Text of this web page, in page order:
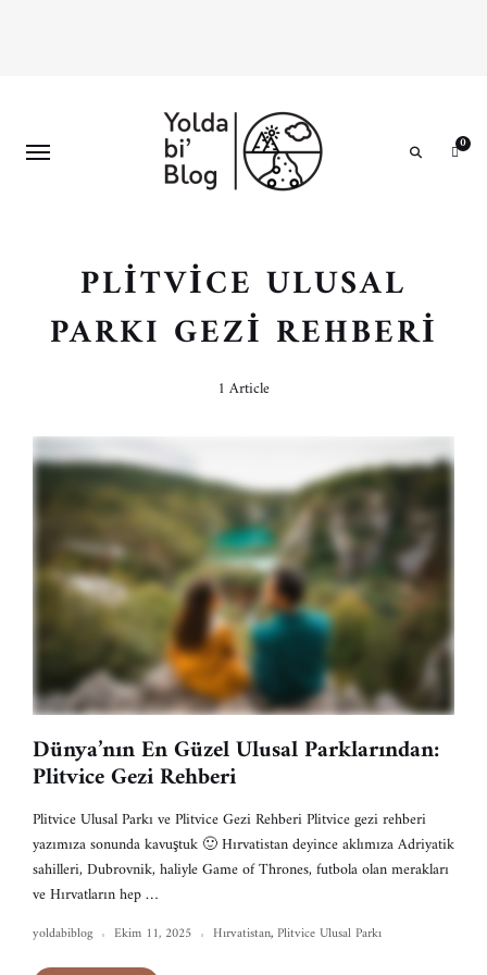
0
PLITVICE ULUSAL
PARKI GEZI REHBERI
1 Article
Dünya’nın En Güzel Ulusal Parklarından:
Plitvice Gezi Rehberi
Plitvice Ulusal Parkı ve Plitvice Gezi Rehberi Plitvice gezi rehberi
yazımıza sonunda kavuştuk 🙂 Hırvatistan deyince aklımıza Adriyatik
sahilleri, Dubrovnik, haliyle Game of Thrones, futbola olan merakları
ve Hırvatların hep …
yoldabiblog Ekim 11, 2025 Hırvatistan,Plitvice Ulusal Parkı